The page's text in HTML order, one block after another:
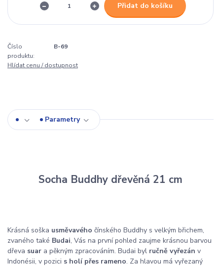
Přidat do košíku
Číslo
produktu:
B-69
Hlídat cenu / dostupnost
Parametry
Socha Buddhy dřevěná 21 cm
Krásná soška usměvavého čínského Buddhy s velkým břichem,
zvaného také Budai, Vás na první pohled zaujme krásnou barvou
dřeva suar a pěkným zpracováním. Budai byl ručně vyřezán v
Indonésii, v pozici s holí přes rameno. Za hlavou má vyřezaný